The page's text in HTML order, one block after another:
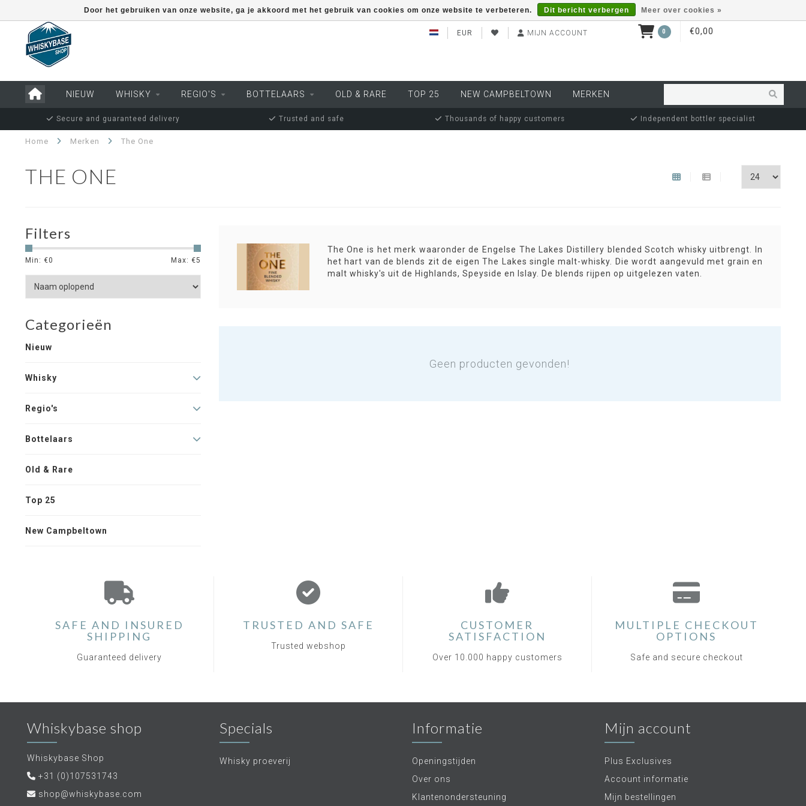
EUR MIJN ACCOUNT 0 €0,00
NIEUW WHISKY REGIO'S BOTTELAARS OLD & RARE TOP 25 NEW CAMPBELTOWN MERKEN
Secure and guaranteed delivery Trusted and safe Thousands of happy customers Independent bottler specialist
Home Merken The One
THE ONE
Filters
Min: €0 Max: €5
Categorieën
Nieuw
Whisky
Regio's
Bottelaars
Old & Rare
Top 25
New Campbeltown
The One is het merk waaronder de Engelse The Lakes Distillery blended Scotch whisky uitbrengt. In
het hart van de blends zit de eigen The Lakes single malt-whisky. Die wordt aangevuld met grain en
malt whisky's uit de Highlands, Speyside en Islay. De blends rijpen op uitgelezen vaten.
Geen producten gevonden!
Door het gebruiken van onze website, ga je akkoord met het gebruik van cookies om onze website te verbeteren. Dit bericht verbergen Meer over cookies »
SAFE AND INSURED
SHIPPING
Guaranteed delivery
TRUSTED AND SAFE
Trusted webshop
CUSTOMER
SATISFACTION
Over 10.000 happy customers
MULTIPLE CHECKOUT
OPTIONS
Safe and secure checkout
Whiskybase shop
Whiskybase Shop
+31 (0)107531743
shop@whiskybase.com
Specials
Whisky proeverij
Informatie
Openingstijden
Over ons
Klantenondersteuning
Mijn account
Plus Exclusives
Account informatie
Mijn bestellingen